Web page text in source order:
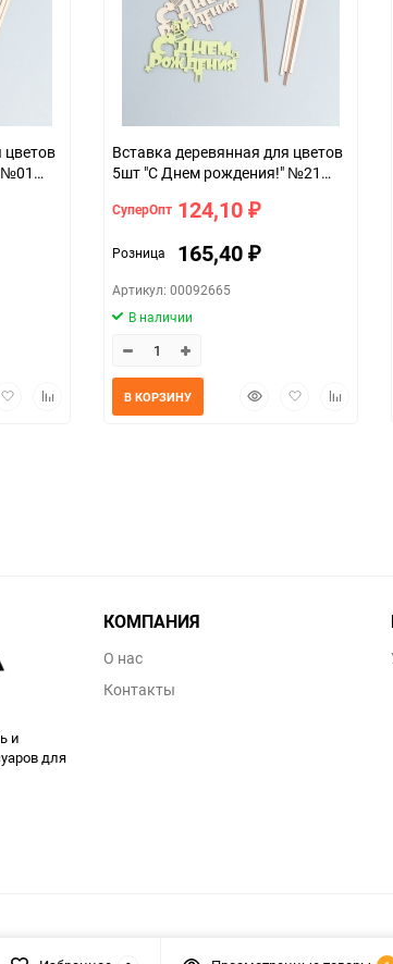
цветов
ДобавитьДобавить
Вставка деревянная для цветов
5шт "С Днем рождения!" №21
СуперОпт 124,10 ₽
Розница 165,40 ₽
Артикул: 00092665
В наличии
БыстрыйДобавитьДобавить
В КОРЗИНУ
и
для
КОМПАНИЯ
О нас
Контакты